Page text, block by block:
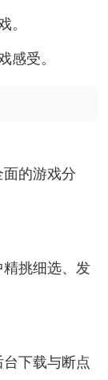
。
感受。
的游戏分
挑细选、发
下载与断点